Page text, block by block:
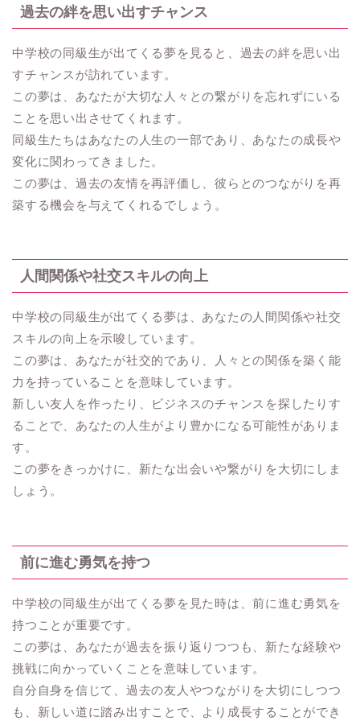
過去の絆を思い出すチャンス
中学校の同級生が出てくる夢を見ると、過去の絆を思い出
すチャンスが訪れています。
この夢は、あなたが大切な人々との繋がりを忘れずにいる
ことを思い出させてくれます。
同級生たちはあなたの人生の一部であり、あなたの成長や
変化に関わってきました。
この夢は、過去の友情を再評価し、彼らとのつながりを再
築する機会を与えてくれるでしょう。
人間関係や社交スキルの向上
中学校の同級生が出てくる夢は、あなたの人間関係や社交
スキルの向上を示唆しています。
この夢は、あなたが社交的であり、人々との関係を築く能
力を持っていることを意味しています。
新しい友人を作ったり、ビジネスのチャンスを探したりす
ることで、あなたの人生がより豊かになる可能性がありま
す。
この夢をきっかけに、新たな出会いや繋がりを大切にしま
しょう。
前に進む勇気を持つ
中学校の同級生が出てくる夢を見た時は、前に進む勇気を
持つことが重要です。
この夢は、あなたが過去を振り返りつつも、新たな経験や
挑戦に向かっていくことを意味しています。
自分自身を信じて、過去の友人やつながりを大切にしつつ
も、新しい道に踏み出すことで、より成長することができ